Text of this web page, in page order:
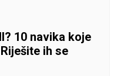
10 navika koje
ih se